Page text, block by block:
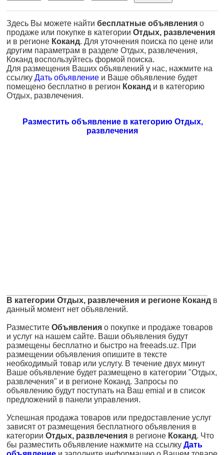
Здесь Вы можете найти бесплатные объявления о
продаже или покупке в категории Отдых, развлечения
и в регионе Коканд. Для уточнения поиска по цене или
другим параметрам в разделе Отдых, развлечения,
Коканд воспользуйтесь формой поиска.
Для размещения Ваших объявлений у нас, нажмите на
ссылку Дать объявление и Ваше объявление будет
помещено бесплатно в регион Коканд и в категорию
Отдых, развлечения.
Разместить объявление в категорию Отдых,
развлечения
В категории Отдых, развлечения и регионе Коканд в
данный момент нет объявлений.
Разместите Объявления о покупке и продаже товаров
и услуг на нашем сайте. Ваши объявления будут
размещены бесплатно и быстро на freeads.uz. При
размещении объявления опишите в тексте
необходимый товар или услугу. В течение двух минут
Ваше объявление будет размещено в категории "Отдых,
развлечения" и в регионе Коканд. Запросы по
объявлению будут поступать на Ваш emial и в список
предложений в панели управления.
Успешная продажа товаров или предоставление услуг
зависят от размещения бесплатного объявления в
категории Отдых, развлечения в регионе Коканд. Что
бы разместить объявление нажмите на ссылку Дать